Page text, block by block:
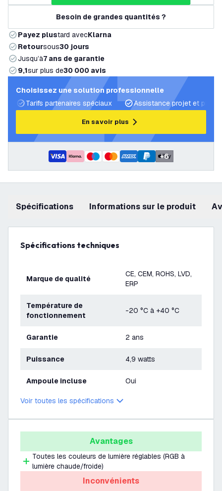
Besoin de grandes quantités ?
Payez plustard avecKlarna
Retoursous30 jours
Jusqu’à7 ans de garantie
9,1sur plus de30 000 avis
Choisissez une solution professionnelle
Tarifs partenaires spéciaux
Assistance projet et plans
En savoir plus
+6
Spécifications Informations sur le produit
Spécifications techniques
Marque de qualité
CE, CEM, ROHS, LVD,
ERP
Température de
fonctionnement
-20 °C à +40 °C
Garantie 2 ans
Puissance 4,9 watts
Ampoule incluse Oui
Voir toutes les spécifications
Avantages
Toutes les couleurs de lumière réglables (RGB à
lumière chaude/froide)
Inconvénients